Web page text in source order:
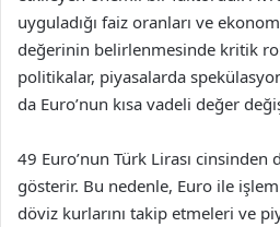
uyguladığı faiz oranları ve
değerinin belirlenmesinde kritik
politikalar, piyasalarda
da Euro’nun kısa vadeli değer
49 Euro’nun Türk Lirası
gösterir. Bu nedenle, Euro ile
döviz kurlarını takip etmeleri ve